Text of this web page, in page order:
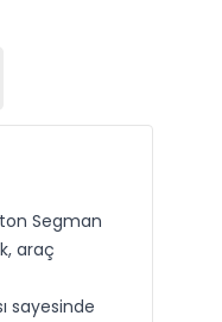
Segman
araç
sayesinde